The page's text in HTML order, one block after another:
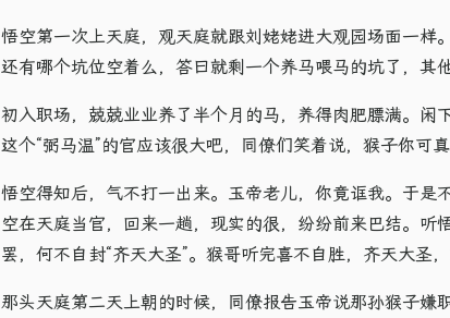
悟空第一次上天庭，观天庭就跟刘姥姥进大观园场面一样
还有哪个坑位空着么，答曰就剩一个养马喂马的坑了，其
初入职场，兢兢业业养了半个月的马，养得肉肥膘满。闲
这个“弼马温”的官应该很大吧，同僚们笑着说，猴子你可
悟空得知后，气不打一出来。玉帝老儿，你竟诓我。于是
空在天庭当官，回来一趟，现实的很，纷纷前来巴结。
罢，何不自封“齐天大圣”。猴哥听完喜不自胜，齐天大圣，
那头天庭第二天上朝的时候，同僚报告玉帝说那孙猴子嫌